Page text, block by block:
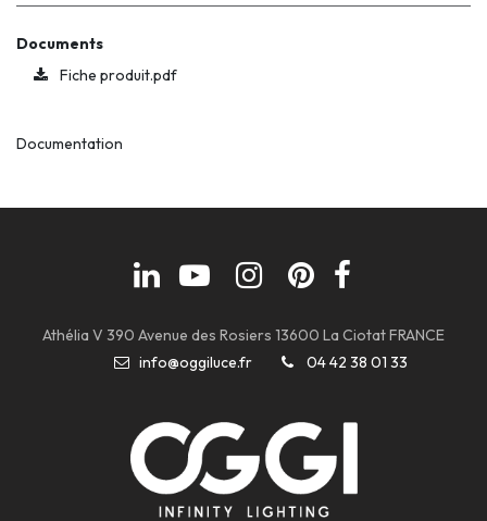
Documents
Fiche produit.pdf
Documentation
Athélia V 390 Avenue des Rosiers 13600 La Ciotat FRANCE
info@oggiluce.fr
04 42 38 01 33